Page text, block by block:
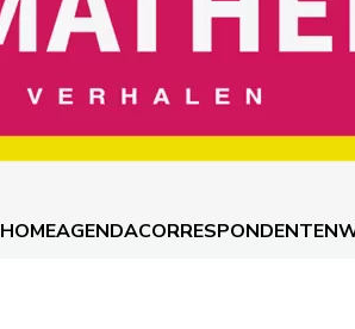
HOMEAGENDACORRESPONDENTEN